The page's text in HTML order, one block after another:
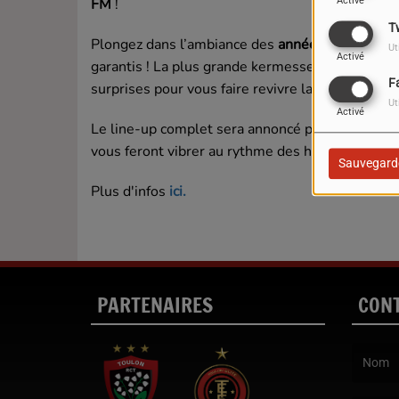
Activé
Activé
FM !
Plongez dans l’ambiance des années 2000
garantis ! La plus grande kermesse de France
surprises pour vous faire revivre la folie de cette
Le line-up complet sera annoncé
vous feront vibrer au rythme des hits de votre
Plus d'infos ici.
PARTENAIRES